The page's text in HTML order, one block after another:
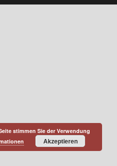
stimmen Sie der Verwendung
Akzeptieren